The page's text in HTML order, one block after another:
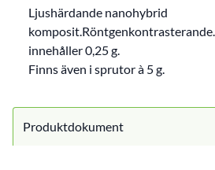
Ljushärdande nanohybrid
innehåller 0,25 g.
Finns även i sprutor à 5 g.
Produktdokument